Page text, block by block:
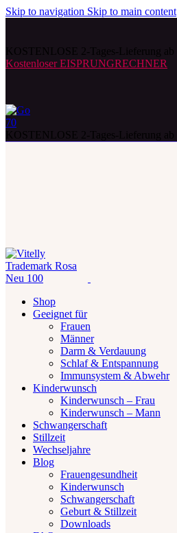
Skip to navigation Skip to main content
Kostenloser EISPRUNGRECHNER
Shop
Geeignet für
Frauen
Männer
Darm & Verdauung
Schlaf & Entspannung
Immunsystem & Abwehr
Kinderwunsch
Kinderwunsch – Frau
Kinderwunsch – Mann
Schwangerschaft
Stillzeit
Wechseljahre
Blog
Frauengesundheit
Kinderwunsch
Schwangerschaft
Geburt & Stillzeit
Downloads